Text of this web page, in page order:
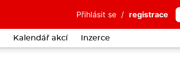
Přihlásit se / registrace
Kalendář akcí Inzerce